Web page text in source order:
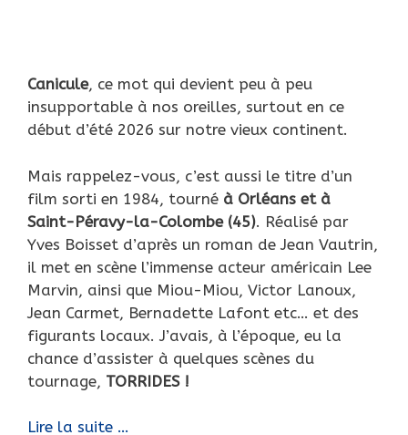
Canicule, ce mot qui devient peu à peu
insupportable à nos oreilles, surtout en ce
début d’été 2026 sur notre vieux continent.
Mais rappelez-vous, c’est aussi le titre d’un
film sorti en 1984, tourné à Orléans et à
Saint-Péravy-la-Colombe (45). Réalisé par
Yves Boisset d’après un roman de Jean Vautrin,
il met en scène l’immense acteur américain Lee
Marvin, ainsi que Miou-Miou, Victor Lanoux,
Jean Carmet, Bernadette Lafont etc… et des
figurants locaux. J’avais, à l’époque, eu la
chance d’assister à quelques scènes du
tournage, TORRIDES !
Lire la suite …